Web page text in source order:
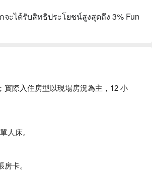
จะได้รับสิทธิประโยชน์สูงสุดถึง 3% Fun
實際入住房型以現場房況為主，12 小
人床。
卡。